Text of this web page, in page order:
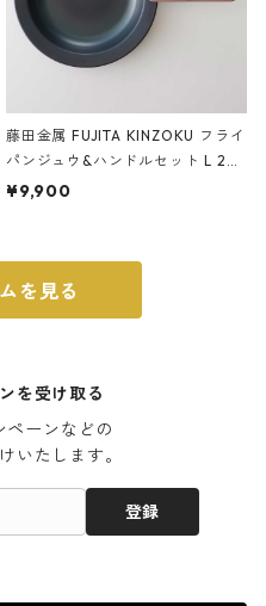
藤田金属 FUJITA KINZOKU フライ
パンジュウ&ハンドルセット L 24c
m ガス火・IH対応 鉄フライパン
¥9,900
を見る
を受け取る
ペーンなどの
いたします。
登録